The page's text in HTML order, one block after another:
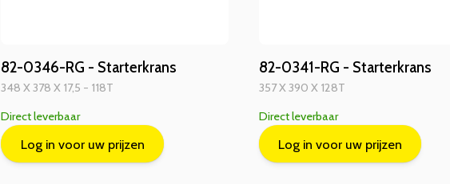
82-0346-RG - Starterkrans
348 X 378 X 17,5 - 118T
Direct leverbaar
Log in voor uw prijzen
82-0341-RG - Starterkrans
357 X 390 X 128T
Direct leverbaar
Log in voor uw prijzen